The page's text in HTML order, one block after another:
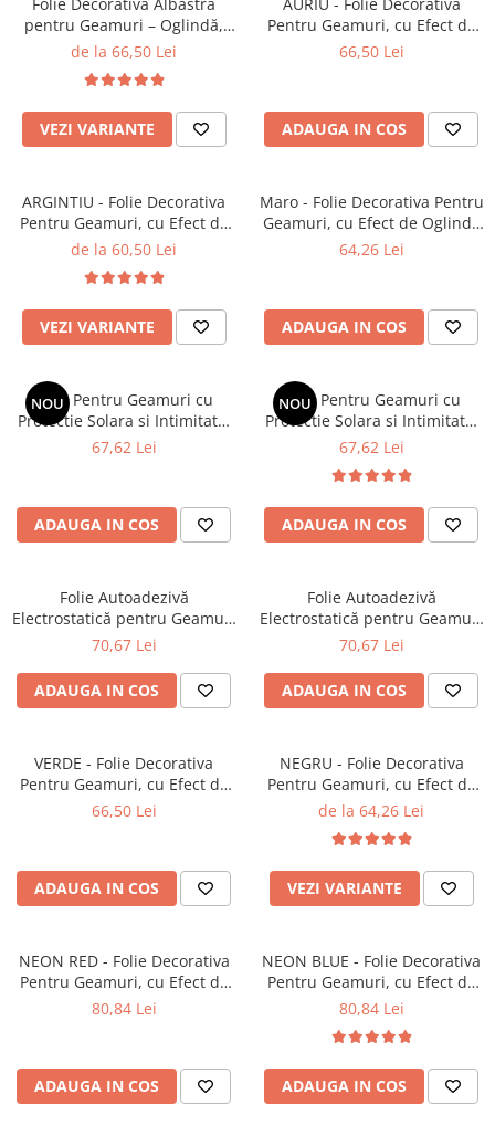
Stickere Copii
Stickere Florale
Stickere Diverse
Unelte - Accesorii DIY
pentru Geamuri – Oglindă,
Intimitate, Protecție Solară
de la 66,50 Lei
VEZI VARIANTE
Pentru Geamuri, cu Efect de
Oglinda Pentru Intimitate si
66,50 Lei
ADAUGA IN COS
ARGINTIU - Folie Decorativa
Pentru Geamuri, cu Efect de
Oglinda Pentru Intimitate si
de la 60,50 Lei
VEZI VARIANTE
Maro - Folie Decorativa Pentru
Geamuri, cu Efect de Oglinda
Pentru Intimitate si Protectie
64,26 Lei
ADAUGA IN COS
NOU
Folie Pentru Geamuri cu
Protectie Solara si Intimitate,
cu Efect de Vitraliu, Model
67,62 Lei
ADAUGA IN COS
NOU
Folie Pentru Geamuri cu
Protectie Solara si Intimitate,
cu Efect de Vitraliu, Model
67,62 Lei
ADAUGA IN COS
Folie Autoadezivă
Electrostatică pentru Geamuri
și Ferestre, Model Geometric
Intimitate și Decorativă,
Dimensiuni 60 x 200 cm
70,67 Lei
ADAUGA IN COS
Folie Autoadezivă
Electrostatică pentru Geamuri
și Ferestre, Model Cercuri
și Decorativă, Dimensiuni 60 x
200 cm
70,67 Lei
ADAUGA IN COS
VERDE - Folie Decorativa
Pentru Geamuri, cu Efect de
Oglinda Pentru Intimitate si
66,50 Lei
ADAUGA IN COS
NEGRU - Folie Decorativa
Pentru Geamuri, cu Efect de
Oglinda Pentru Intimitate si
de la 64,26 Lei
VEZI VARIANTE
NEON RED - Folie Decorativa
Pentru Geamuri, cu Efect de
Oglinda Pentru Intimitate si
80,84 Lei
ADAUGA IN COS
NEON BLUE - Folie Decorativa
Pentru Geamuri, cu Efect de
Oglinda Pentru Intimitate si
80,84 Lei
ADAUGA IN COS